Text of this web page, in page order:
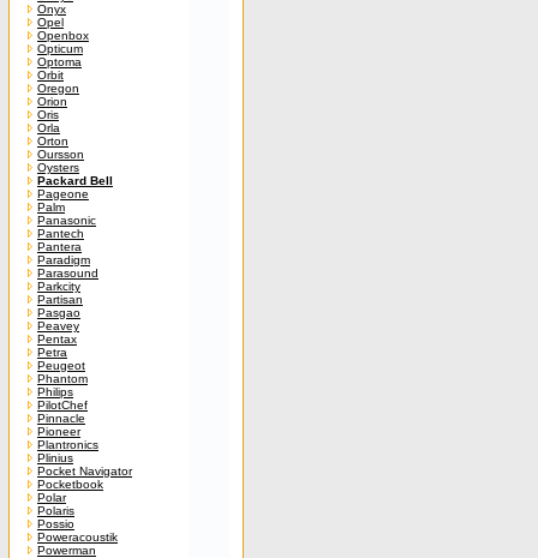
Onyx
Opel
Openbox
Opticum
Optoma
Orbit
Oregon
Orion
Oris
Orla
Orton
Oursson
Oysters
Packard Bell
Pageone
Palm
Panasonic
Pantech
Pantera
Paradigm
Parasound
Parkcity
Partisan
Pasgao
Peavey
Pentax
Petra
Peugeot
Phantom
Philips
PilotChef
Pinnacle
Pioneer
Plantronics
Plinius
Pocket Navigator
Pocketbook
Polar
Polaris
Possio
Poweracoustik
Powerman